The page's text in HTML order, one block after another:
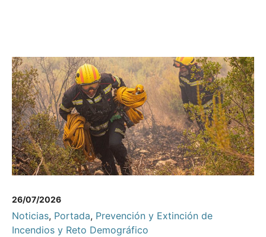
26/07/2026
Noticias, Portada, Prevención y Extinción de
Incendios y Reto Demográfico